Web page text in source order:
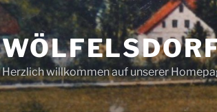
Herzlich willkommen auf unserer